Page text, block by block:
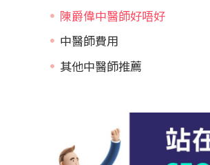
陳爵偉中醫師好唔好
中醫師費用
其他中醫師推薦